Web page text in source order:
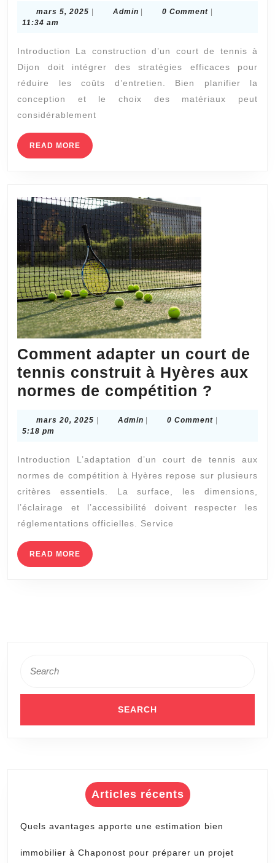
construction
court
de
tennis
optimisée
pour
minimiser
les
coûts
d’entretien
?
mars 5, 2025 mars
| AdminAdmin
| 0 Comment |
11:34 am
Introduction La construction d’un court de tennis à
Dijon doit intégrer des stratégies efficaces pour
réduire les coûts d’entretien. Bien planifier la
conception et le choix des matériaux peut
considérablement
READ MORE READ
MORE
Comment adapter un court de
tennis construit à Hyères aux
normes de compétition ?
un
de
tennis
mars 20, 2025 mars
AdminAdmin0 Comment
5:18 pm
Introduction L’adaptation d’un court de tennis aux
normes de compétition à Hyères repose sur plusieurs
critères essentiels. La surface, les dimensions,
l’éclairage et l’accessibilité doivent respecter les
réglementations officielles. Service
READ MORE READ
MORE
for:
Articles récents
Quels avantages apporte une estimation bien
immobilier à Chaponost pour préparer un projet